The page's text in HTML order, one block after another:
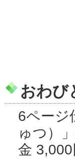
おわび
6ページ
ゅつ）
金